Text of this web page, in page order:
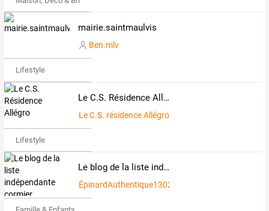
mairie.saintmaulvis
Ben.mlv
Lifestyle
Le C.S. Résidence Allégro
Le C.S. résidence Allégro
Lifestyle
Le blog de la liste indépendante cormier
ÉpinardAuthentique1302299